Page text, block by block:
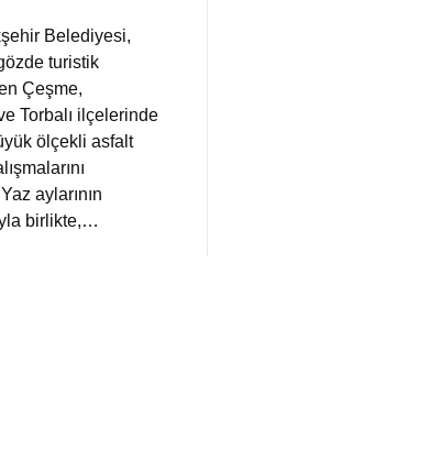
Belediyesi,
turistik
Çeşme,
Torbalı ilçelerinde
ölçekli asfalt
aylarının
birlikte,…